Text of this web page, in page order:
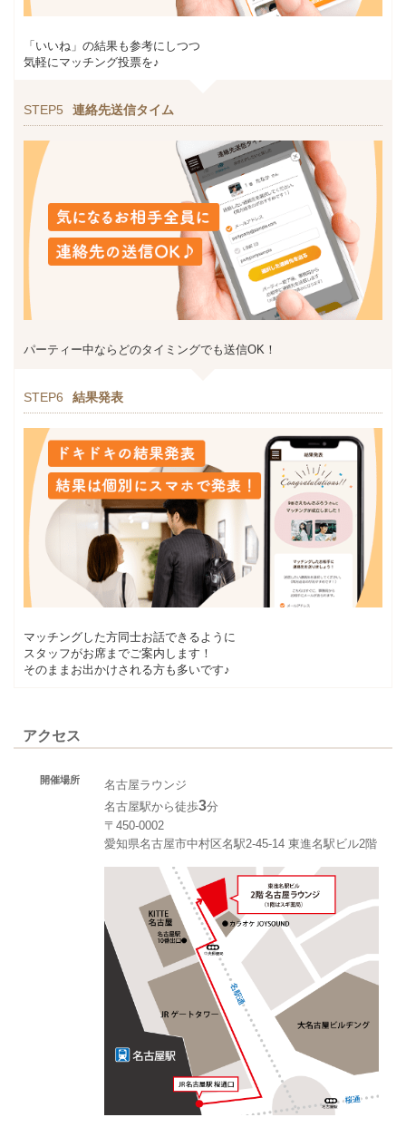
「いいね」の結果も参考にしつつ
気軽にマッチング投票を♪
STEP5 連絡先送信タイム
パーティー中ならどのタイミングでも送信OK！
STEP6 結果発表
マッチングした方同士お話できるように
スタッフがお席までご案内します！
そのままお出かけされる方も多いです♪
アクセス
開催場所
名古屋ラウンジ
名古屋駅から徒歩3分
〒450-0002
愛知県名古屋市中村区名駅2-45-14 東進名駅ビル2階